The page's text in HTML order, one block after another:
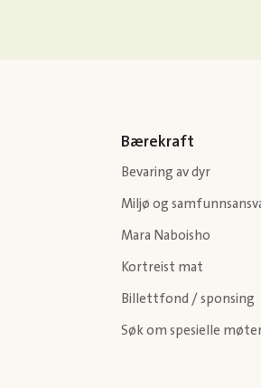
Bærekraft
Bevaring av dyr
Miljø og
Mara Naboisho
Kortreist mat
Billettfond / sponsing
Søk om spesielle